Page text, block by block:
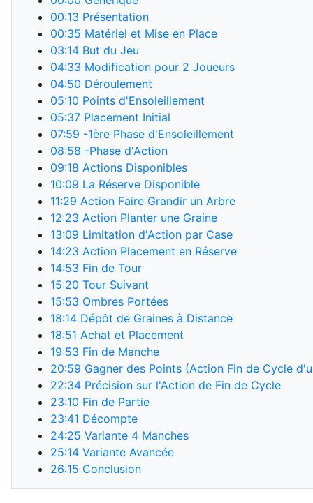
00:13 Présentation
00:35 Matériel et Mise en Place
03:14 But du Jeu
04:33 Modification pour 2 Joueurs
04:50 Déroulement
05:10 Points d'Ensoleillement
05:37 Placement Initial
07:59 -1ère Phase d'Ensoleillement
08:58 -Phase d'Action
09:18 Actions Disponibles
10:09 La Réserve Disponible
11:29 Action Faire Grandir un Arbre
12:23 Action Planter une Graine
13:09 Limitation d'Action par Case
14:23 Action Placement en Réserve
14:53 Fin de Tour
15:20 Tour Suivant
15:53 Ombres Portées
18:14 Dépôt de Graines à Distance
18:51 Achat et Placement
19:53 Fin de Manche
20:59 Gagner des Points (Action Fin de Cycle
22:34 Précision sur l'Action de Fin de Cycle
23:10 Fin de Partie
23:41 Décompte
24:25 Variante 4 Manches
25:14 Variante Avancée
26:15 Conclusion